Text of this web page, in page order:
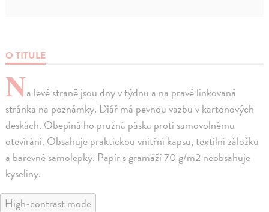
O TITULE
Na levé straně jsou dny v týdnu a na pravé linkovaná
stránka na poznámky. Diář má pevnou vazbu v kartonových
deskách. Obepíná ho pružná páska proti samovolnému
otevírání. Obsahuje praktickou vnitřní kapsu, textilní záložku
a barevné samolepky. Papír s gramáží 70 g/m2 neobsahuje
kyseliny.
High-contrast mode